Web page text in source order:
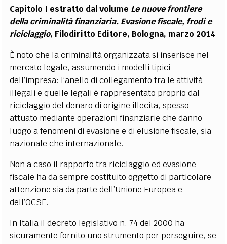
Capitolo I estratto dal volume Le nuove frontiere
della criminalità finanziaria. Evasione fiscale, frodi e
riciclaggio, Filodiritto Editore, Bologna, marzo 2014
È noto che la criminalità organizzata si inserisce nel
mercato legale, assumendo i modelli tipici
dell’impresa: l’anello di collegamento tra le attività
illegali e quelle legali è rappresentato proprio dal
riciclaggio del denaro di origine illecita, spesso
attuato mediante operazioni finanziarie che danno
luogo a fenomeni di evasione e di elusione fiscale, sia
nazionale che internazionale.
Non a caso il rapporto tra riciclaggio ed evasione
fiscale ha da sempre costituito oggetto di particolare
attenzione sia da parte dell’Unione Europea e
dell’OCSE.
In Italia il decreto legislativo n. 74 del 2000 ha
sicuramente fornito uno strumento per perseguire, se